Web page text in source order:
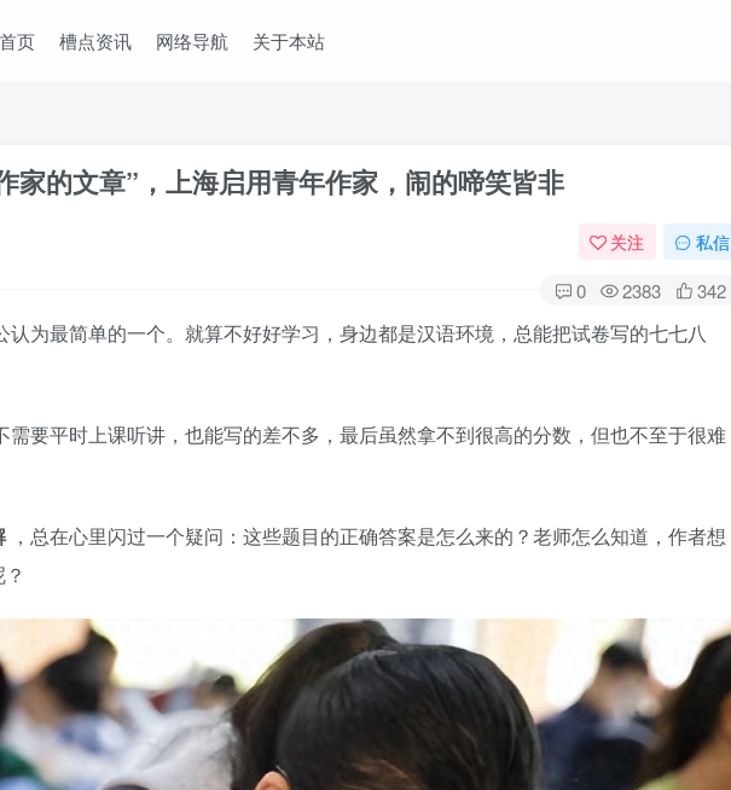
页 槽点资讯 网络导航 关于本站
家的文章”，上海启用青年作家，闹的啼笑皆非
关注 私信
0 2383 342
认为最简单的一个。就算不好好学习，身边都是汉语环境，总能把试卷写的七七八
需要平时上课听讲，也能写的差不多，最后虽然拿不到很高的分数，但也不至于很难
，总在心里闪过一个疑问：这些题目的正确答案是怎么来的？老师怎么知道，作者想